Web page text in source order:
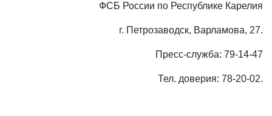
ФСБ России по Республике Карелия
г. Петрозаводск, Варламова, 27.
Пресс-служба: 79-14-47
Тел. доверия: 78-20-02.